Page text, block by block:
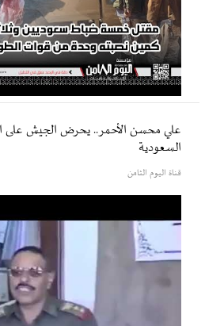
علي محسن الأحمر.. يحرض الجيش على
السعودية
قناة اليوم الثامن